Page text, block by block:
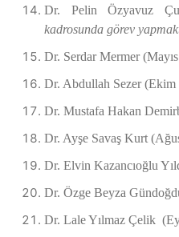
Dr. Pelin Özyavuz
kadrosunda görev
Dr. Serdar Mermer
Dr. Abdullah Sezer (Ekim
Dr. Mustafa Hakan
Dr. Ayşe Savaş Kurt
Dr. Elvin Kazancıoğlu
Dr. Özge Beyza
Dr. Lale Yılmaz Çelik